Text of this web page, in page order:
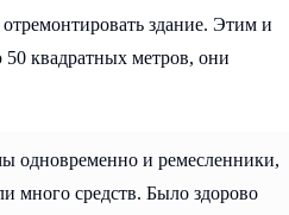
здание. Этим и
квадратных метров, они
одновременно и ремесленники,
много средств. Было здорово